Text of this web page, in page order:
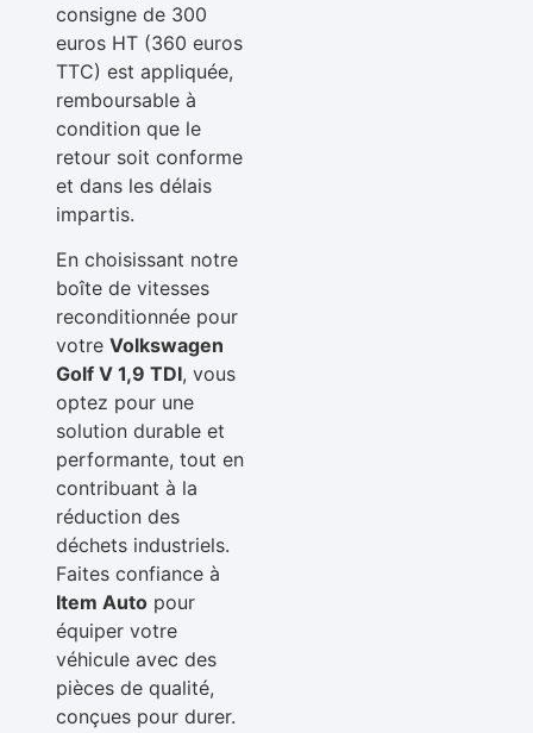
consigne de 300
euros HT (360 euros
TTC) est appliquée,
remboursable à
condition que le
retour soit conforme
et dans les délais
impartis.
En choisissant notre
boîte de vitesses
reconditionnée pour
votre Volkswagen
Golf V 1,9 TDI, vous
optez pour une
solution durable et
performante, tout en
contribuant à la
réduction des
déchets industriels.
Faites confiance à
Item Autopour
équiper votre
véhicule avec des
pièces de qualité,
conçues pour durer.